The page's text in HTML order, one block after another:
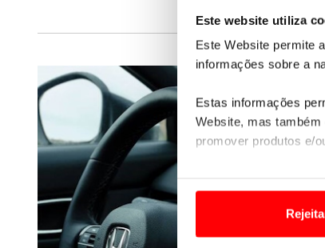
Este website utiliza
Este Website permite
informações sobre a
Estas informações
Website, mas
promover produtos e/
Usamos cookies para